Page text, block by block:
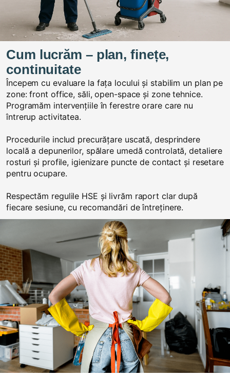
Cum lucrăm – plan, finețe,
continuitate
Începem cu evaluare la fața locului și stabilim un plan pe
zone: front office, săli, open-space și zone tehnice.
Programăm intervențiile în ferestre orare care nu
întrerup activitatea.
Procedurile includ precurățare uscată, desprindere
locală a depunerilor, spălare umedă controlată, detaliere
rosturi și profile, igienizare puncte de contact și resetare
pentru ocupare.
Respectăm regulile HSE și livrăm raport clar după
fiecare sesiune, cu recomandări de întreținere.